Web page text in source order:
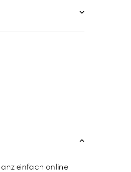
einfach online